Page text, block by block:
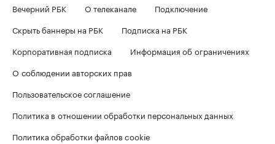
Вечерний РБК
О телеканале
Подключение
Скрыть баннеры на РБК
Подписка на РБК
Корпоративная подписка
Информация об ограничениях
О соблюдении авторских прав
Пользовательское соглашение
Политика в отношении обработки персональных данных
Политика обработки файлов cookie